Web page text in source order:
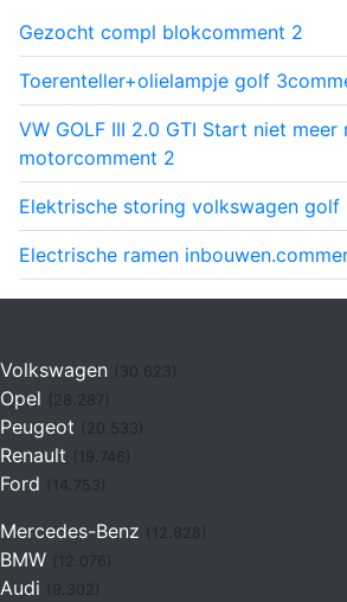
Gezocht compl blokcomment 2
Toerenteller+olielampje golf 3
VW GOLF III 2.0 GTI Start niet meer
motorcomment 2
Elektrische storing volkswagen golf
Electrische ramen inbouwen.
Volkswagen (30.623)
Opel
Peugeot
Renault (19.746)
Ford (14.753)
Mercedes-Benz
BMW (12.076)
Audi